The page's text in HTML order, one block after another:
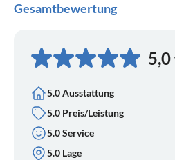
Gesamtbewertung
5,0
5.0 Ausstattung
5.0 Preis/Leistung
5.0 Service
5.0 Lage